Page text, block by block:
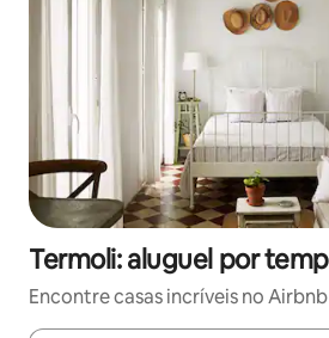
Termoli: aluguel por
Encontre casas incríveis no